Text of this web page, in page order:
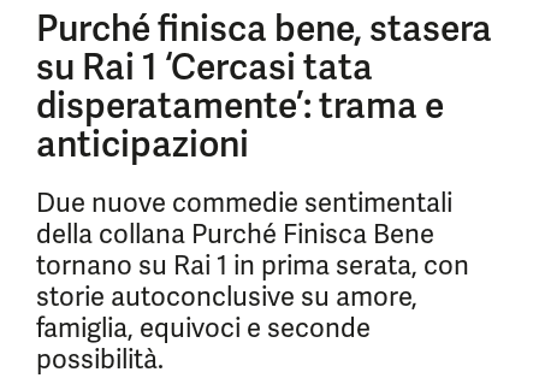
Purché finisca bene, stasera
su Rai 1 ‘Cercasi tata
disperatamente’: trama e
anticipazioni
Due nuove commedie sentimentali
della collana Purché Finisca Bene
tornano su Rai 1 in prima serata, con
storie autoconclusive su amore,
famiglia, equivoci e seconde
possibilità.